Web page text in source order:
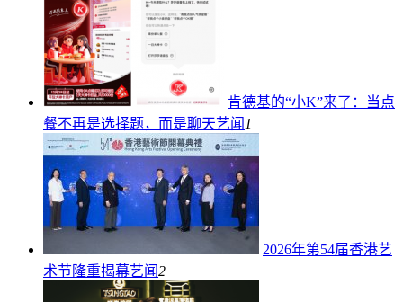
肯德基的“小K”来了：当点
餐不再是选择题，而是聊天艺闻 1
2026年第54届香港艺
术节隆重揭幕艺闻2